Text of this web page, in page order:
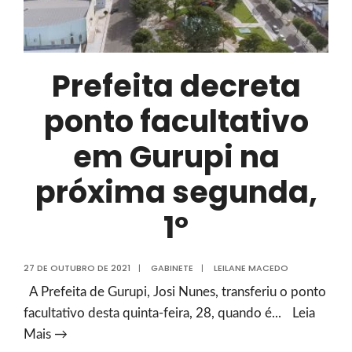
de
infraestrutura
drenagem
em
Gurupi
Prefeita decreta
ponto facultativo
em Gurupi na
próxima segunda,
1º
27 DE OUTUBRO DE 2021 | GABINETE | LEILANE MACEDO
A Prefeita de Gurupi, Josi Nunes, transferiu o ponto
facultativo desta quinta-feira, 28, quando é...
Leia
Mais →